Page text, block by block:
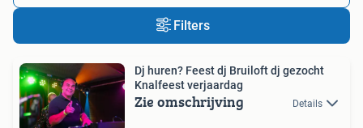
Filters
Dj huren? Feest dj Bruiloft dj gezocht
Knalfeest verjaardag
Zie omschrijving Details